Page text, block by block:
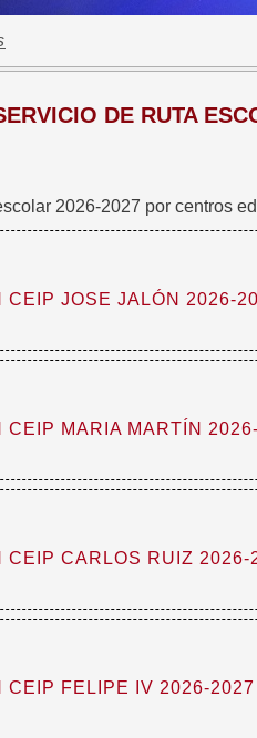
DE RUTA
2026-2027 por centros
CEIP JOSE JALÓN 2026-
CEIP MARIA MARTÍN
CEIP CARLOS RUIZ 2026-
CEIP FELIPE IV 2026-2027